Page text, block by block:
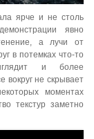
ярче и не столь
явно
а лучи от
в потемках что-то
и более
вокруг не скрывает
моментах
текстур заметно